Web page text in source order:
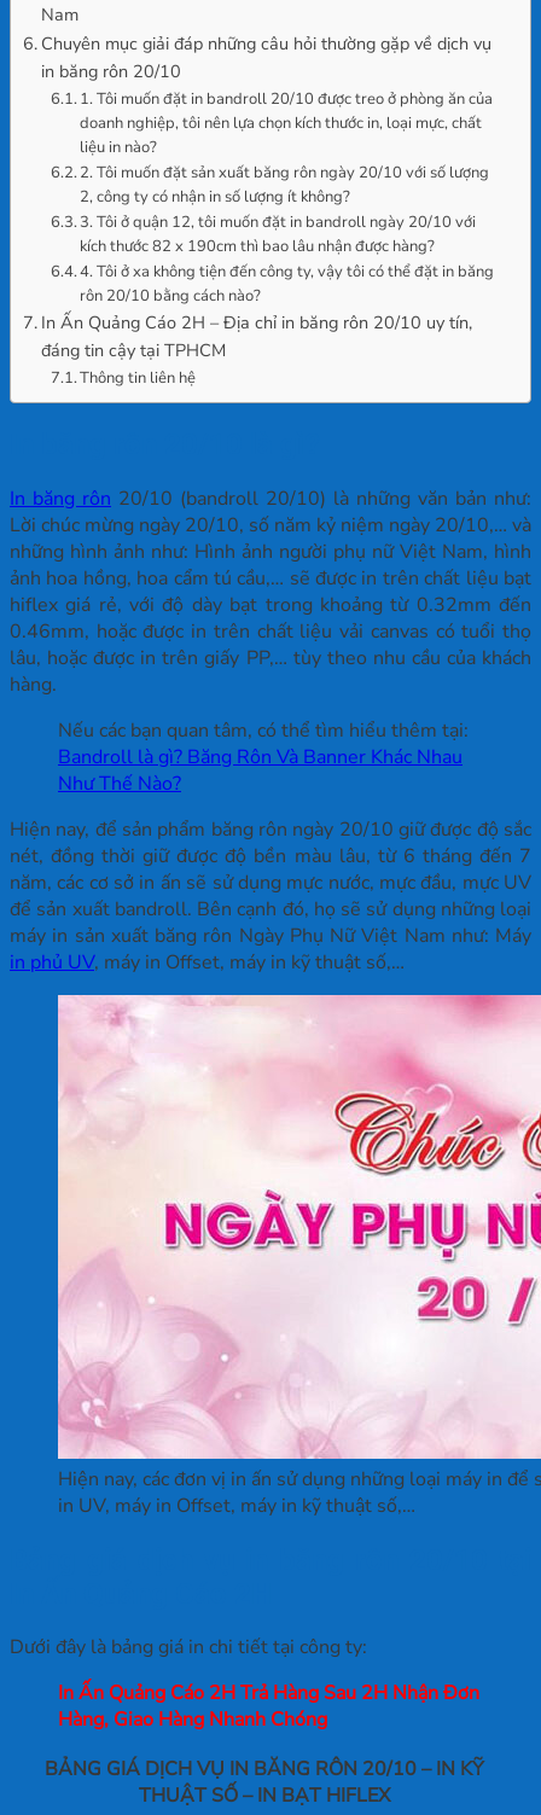
Nam
Chuyên mục giải đáp những câu hỏi thường gặp về dịch vụ
in băng rôn 20/10
1. Tôi muốn đặt in bandroll 20/10 được treo ở phòng ăn của
doanh nghiệp, tôi nên lựa chọn kích thước in, loại mực, chất
liệu in nào?
2. Tôi muốn đặt sản xuất băng rôn ngày 20/10 với số lượng
2, công ty có nhận in số lượng ít không?
3. Tôi ở quận 12, tôi muốn đặt in bandroll ngày 20/10 với
kích thước 82 x 190cm thì bao lâu nhận được hàng?
4. Tôi ở xa không tiện đến công ty, vậy tôi có thể đặt in băng
rôn 20/10 bằng cách nào?
In Ấn Quảng Cáo 2H – Địa chỉ in băng rôn 20/10 uy tín,
đáng tin cậy tại TPHCM
Thông tin liên hệ
In băng rôn 20/10 (bandroll 20/10) là những văn bản như:
Lời chúc mừng ngày 20/10, số năm kỷ niệm ngày 20/10,… và
những hình ảnh như: Hình ảnh người phụ nữ Việt Nam, hình
ảnh hoa hồng, hoa cẩm tú cầu,… sẽ được in trên chất liệu bạt
hiflex giá rẻ, với độ dày bạt trong khoảng từ 0.32mm đến
0.46mm, hoặc được in trên chất liệu vải canvas có tuổi thọ
lâu, hoặc được in trên giấy PP,… tùy theo nhu cầu của khách
hàng.
Nếu các bạn quan tâm, có thể tìm hiểu thêm tại:
Bandroll là gì? Băng Rôn Và Banner Khác Nhau
Như Thế Nào?
Hiện nay, để sản phẩm băng rôn ngày 20/10 giữ được độ sắc
nét, đồng thời giữ được độ bền màu lâu, từ 6 tháng đến 7
năm, các cơ sở in ấn sẽ sử dụng mực nước, mực đầu, mực UV
để sản xuất bandroll. Bên cạnh đó, họ sẽ sử dụng những loại
máy in sản xuất băng rôn Ngày Phụ Nữ Việt Nam như: Máy
in phủ UV, máy in Offset, máy in kỹ thuật số,…
Hiện nay, các đơn vị in ấn sử dụng những loại máy in
in UV, máy in Offset, máy in kỹ thuật số,…
Dưới đây là bảng giá in chi tiết tại công ty:
In Ấn Quảng Cáo 2H Trả Hàng Sau 2H Nhận Đơn
Hàng, Giao Hàng Nhanh Chóng
BẢNG GIÁ DỊCH VỤ IN BĂNG RÔN 20/10 – IN KỸ
THUẬT SỐ – IN BẠT HIFLEX